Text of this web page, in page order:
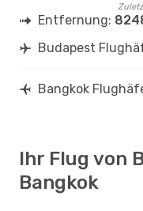
Entfernung:
Budapest
Bangkok
Ihr Flug von
Bangkok